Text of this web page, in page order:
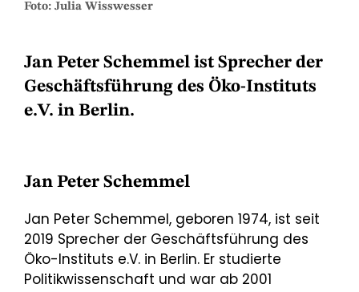
Foto: Julia Wisswesser
Jan Peter Schemmel ist Sprecher der
Geschäftsführung des Öko-Instituts
e.V. in Berlin.
Jan Peter Schemmel
Jan Peter Schemmel, geboren 1974, ist seit
2019 Sprecher der Geschäftsführung des
Öko-Instituts e.V. in Berlin. Er studierte
Politikwissenschaft und war ab 2001